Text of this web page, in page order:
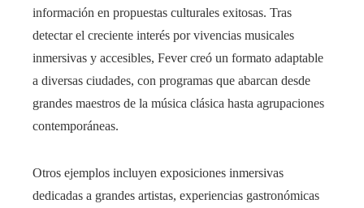
información en propuestas culturales exitosas. Tras
detectar el creciente interés por vivencias musicales
inmersivas y accesibles, Fever creó un formato adaptable
a diversas ciudades, con programas que abarcan desde
grandes maestros de la música clásica hasta agrupaciones
contemporáneas.
Otros ejemplos incluyen exposiciones inmersivas
dedicadas a grandes artistas, experiencias gastronómicas